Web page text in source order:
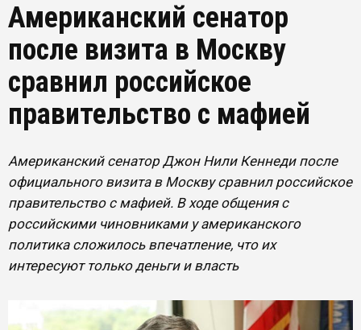
Американский сенатор
после визита в Москву
сравнил российское
правительство с мафией
Американский сенатор Джон Нили Кеннеди после
официального визита в Москву сравнил российское
правительство с мафией. В ходе общения с
российскими чиновниками у американского
политика сложилось впечатление, что их
интересуют только деньги и власть